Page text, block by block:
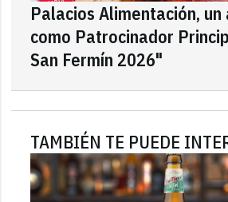
Palacios Alimentación, un
como Patrocinador
San Fermín 2026"
TAMBIÉN TE PUEDE